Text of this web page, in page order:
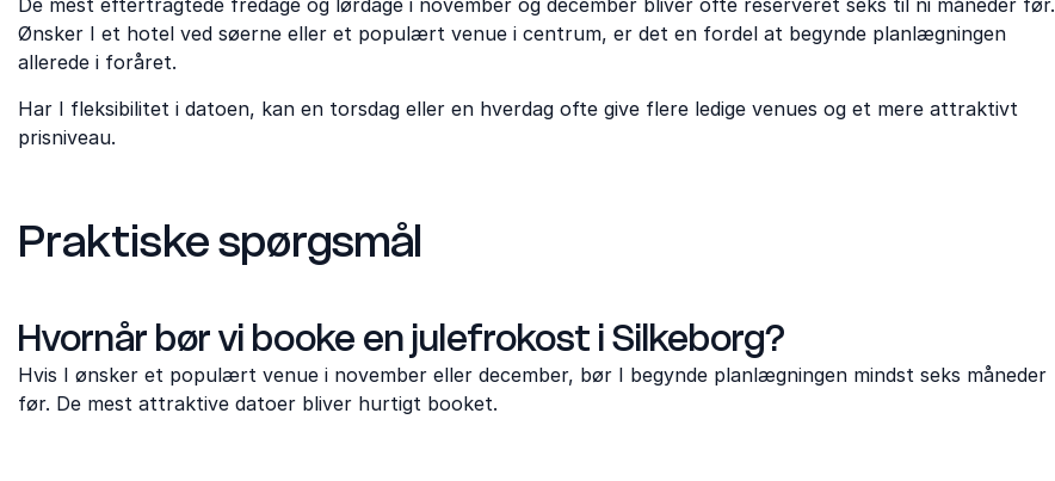
De mest eftertragtede fredage og lørdage i november og december bliver ofte reserveret seks til ni måneder før.
Ønsker I et hotel ved søerne eller et populært venue i centrum, er det en fordel at begynde planlægningen
allerede i foråret.
Har I fleksibilitet i datoen, kan en torsdag eller en hverdag ofte give flere ledige venues og et mere attraktivt
prisniveau.
Praktiske spørgsmål
Hvornår bør vi booke en julefrokost i Silkeborg?
Hvis I ønsker et populært venue i november eller december, bør I begynde planlægningen mindst seks måneder
før. De mest attraktive datoer bliver hurtigt booket.